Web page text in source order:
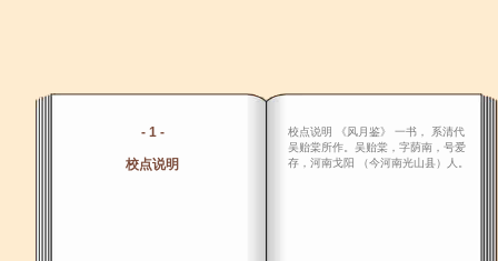
- 1 -
校点说明
校点说明 《风月鉴》 一书， 系清代
吴贻棠所作。吴贻棠，字荫南，号爱
存，河南戈阳 （今河南光山县）人。